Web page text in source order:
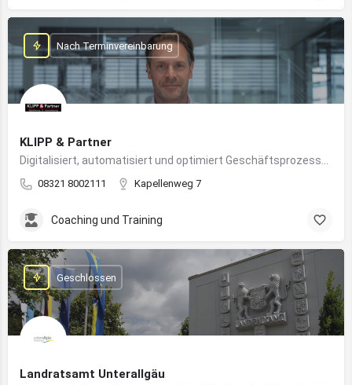
KLIPP & Partner
08321 8002111 Kapellenweg 7
Nach Terminvereinbarung
Coaching und Training
Landratsamt Unterallgäu
Geschlossen